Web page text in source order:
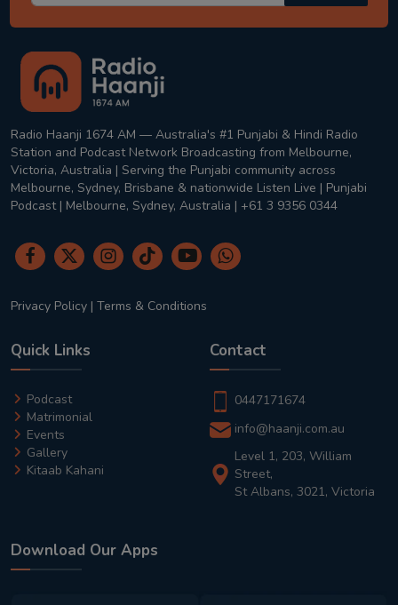
Radio Haanji 1674 AM — Australia's #1 Punjabi & Hindi Radio
Station and Podcast Network Broadcasting from Melbourne,
Victoria, Australia | Serving the Punjabi community across
Melbourne, Sydney, Brisbane & nationwide Listen Live | Punjabi
Podcast | Melbourne, Sydney, Australia | +61 3 9356 0344
Privacy Policy | Terms & Conditions
Quick Links
Podcast
Matrimonial
Events
Gallery
Kitaab Kahani
Contact
0447171674
info@haanji.com.au
Level 1, 203, William
Street,
St Albans, 3021, Victoria
Download Our Apps